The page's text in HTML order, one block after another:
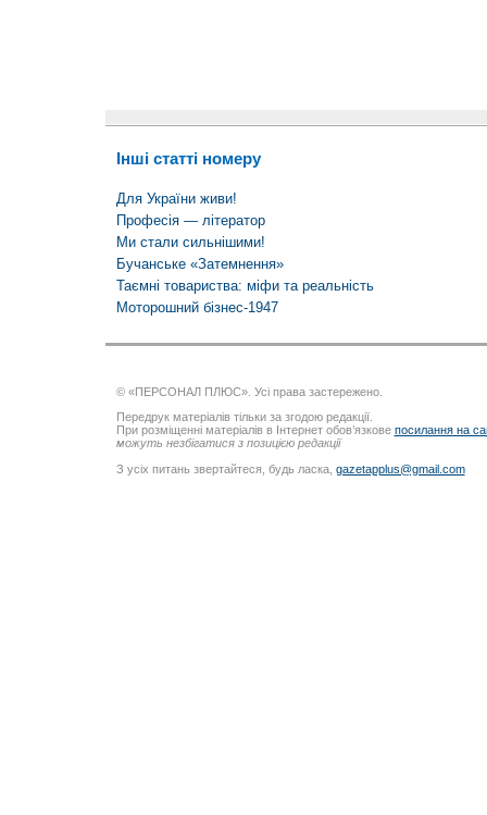
Інші статті номеру
Для України живи!
Професія — літератор
Ми стали сильнішими!
Бучанське «Затемнення»
Таємні товариства: міфи та реальність
Моторошний бізнес-1947
© «ПЕРСОНАЛ ПЛЮС». Усі права застережено.
Передрук матеріалів тільки за згодою редакції.
При розміщенні матеріалів в Інтернет обов’язкове посилання на
можуть незбігатися з позицією редакції
З усіх питань звертайтеся, будь ласка, gazetapplus@gmail.com